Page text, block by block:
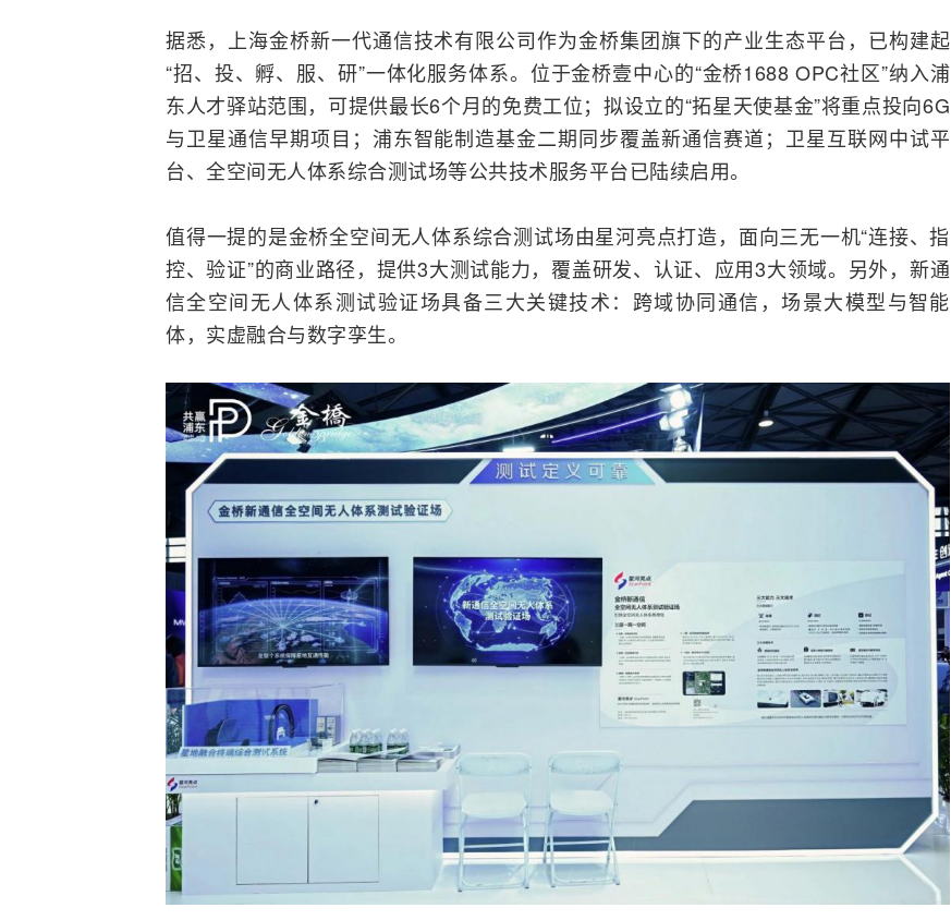
据悉，上海金桥新一代通信技术有限公司作为金桥集团旗下的产业生态平台，已构建起
“招、投、孵、服、研”一体化服务体系。位于金桥壹中心的“金桥1688 OPC社区”纳入浦
东人才驿站范围，可提供最长6个月的免费工位；拟设立的“拓星天使基金”将重点投向6G
与卫星通信早期项目；浦东智能制造基金二期同步覆盖新通信赛道；卫星互联网中试平
台、全空间无人体系综合测试场等公共技术服务平台已陆续启用。
值得一提的是金桥全空间无人体系综合测试场由星河亮点打造，面向三无一机“连接、指
控、验证”的商业路径，提供3大测试能力，覆盖研发、认证、应用3大领域。另外，新通
信全空间无人体系测试验证场具备三大关键技术：跨域协同通信，场景大模型与智能
体，实虚融合与数字孪生。